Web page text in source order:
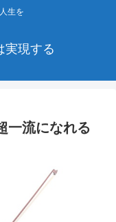
生を
現する
流になれる